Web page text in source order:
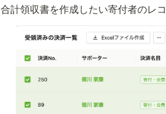
合計領収書を作成したい寄付者のレ